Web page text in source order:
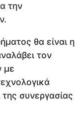
την
θα είναι η
τον
με
συνεργασίας